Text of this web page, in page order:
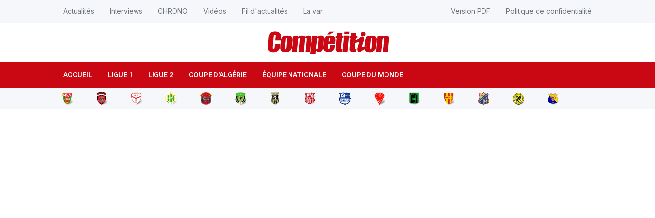
ACCUEIL LIGUE 1 LIGUE 2 COUPE D'ALGÉRIE ÉQUIPE NATIONALE COUPE DU MONDE
Actualités Interviews CHRONO Vidéos Fil d'actualités La var Version PDF Politique de confidentialité